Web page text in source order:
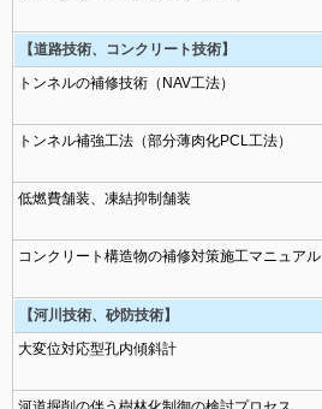
【道路技術、コンクリート技術】
トンネルの補修技術（NAV工法）
トンネル補強工法（部分薄肉化PCL工法）
低燃費舗装、凍結抑制舗装
コンクリート構造物の補修対策施工マニュアル
【河川技術、砂防技術】
大変位対応型孔内傾斜計